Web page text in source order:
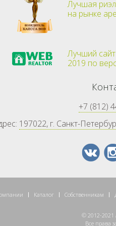
Лучшая
на рынке
Лучший
2019 по
+7 (812)
197022, г. Санкт-
Каталог Собственникам
© 2012-2021
Все права